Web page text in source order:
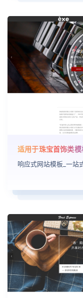
适用于珠宝首饰类模
响应式网站模板_一站